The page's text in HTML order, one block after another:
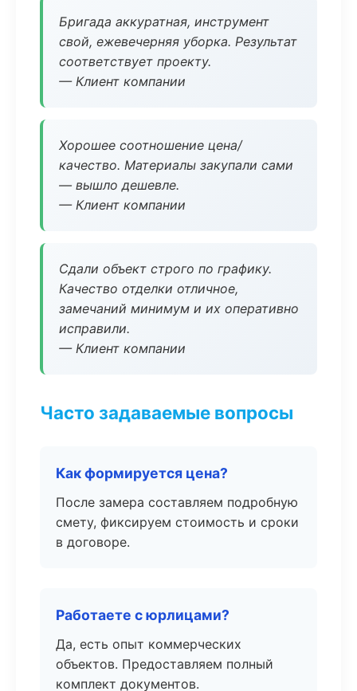
Бригада аккуратная, инструмент
свой, ежевечерняя уборка. Результат
соответствует проекту.
— Клиент компании
Хорошее соотношение цена/
качество. Материалы закупали сами
— вышло дешевле.
— Клиент компании
Сдали объект строго по графику.
Качество отделки отличное,
замечаний минимум и их оперативно
исправили.
— Клиент компании
Часто задаваемые вопросы
Как формируется цена?
После замера составляем подробную
смету, фиксируем стоимость и сроки
в договоре.
Работаете с юрлицами?
Да, есть опыт коммерческих
объектов. Предоставляем полный
комплект документов.